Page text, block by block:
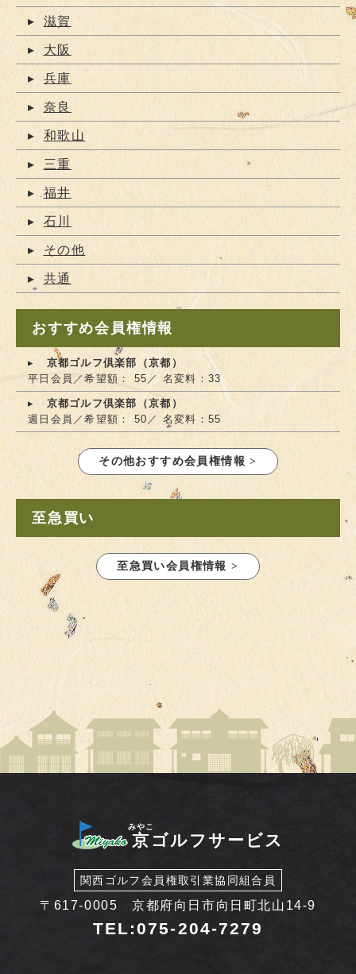
滋賀
大阪
兵庫
奈良
和歌山
三重
福井
石川
その他
共通
おすすめ会員権情報
京都ゴルフ倶楽部（京都）
平日会員／希望額： 55／ 名変料：33
京都ゴルフ倶楽部（京都）
週日会員／希望額： 50／ 名変料：55
その他おすすめ会員権情報 >
至急買い
至急買い会員権情報 >
京
みやこ
ゴルフサービス
関西ゴルフ会員権取引業協同組合員
〒617-0005 京都府向日市向日町北山14-9
TEL:075-204-7279